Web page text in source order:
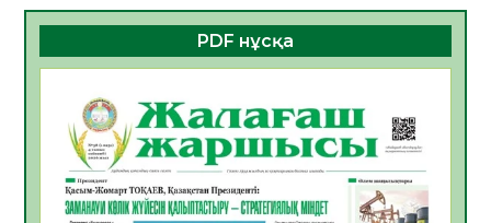
06.08.2026
47 0
ҚҰРЫЛТАЙ САЙЛАУЫ – БОЛАШАҚҚА
БАСТАР ЖАУАПТЫ ТАҢДАУ
06.08.2026
Инфекциялық ауруларға қарсы иммундау
жұмыстарының тиімділігі
06.08.2026
51
PDF нұсқа